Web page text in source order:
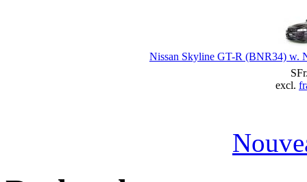
Nissan Skyline GT-R (BNR34) w.
excl.